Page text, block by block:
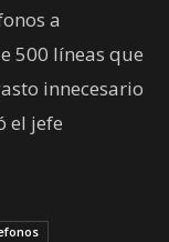
a
500 líneas que
innecesario
el jefe